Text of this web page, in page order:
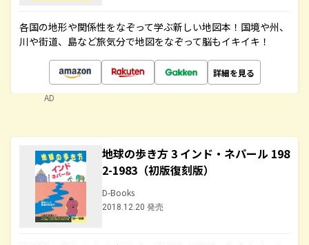
各国の地形や関係性をなぞって学ぶ新しい地図本！国境や州、
川や街道、島など旅気分で地図をなぞって脳もイキイキ！
詳細を見る
AD
地球の歩き方 3 インド・ネパール 198
2-1983（初版復刻版）
D-Books
2018.12.20 発売